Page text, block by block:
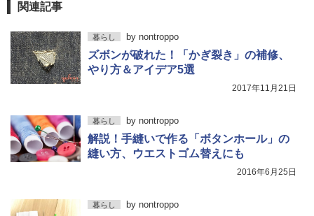
関連記事
暮らし by nontroppo
ズボンが破れた！「かぎ裂き」の補修、
やり方＆アイデア5選
2017年11月21日
暮らし by nontroppo
解説！手縫いで作る「ボタンホール」の
縫い方、ウエストゴム替えにも
2016年6月25日
暮らし by nontroppo